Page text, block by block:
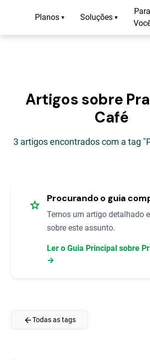
Planos ▾ Soluções ▾
Para
Artigos sobre
Café
3 artigos encontrados com a tag
star Procurando o guia
Temos um artigo detalhado
sobre este assunto.
Ler o Guia Principal sobre
→
arrow_backTodas as tags